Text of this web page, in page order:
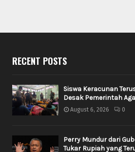
RECENT POSTS
Siswa Keracunan
Desak Pemerintah
August 6, 2026 0
Perry Mundur dari
Tukar Rupiah yang